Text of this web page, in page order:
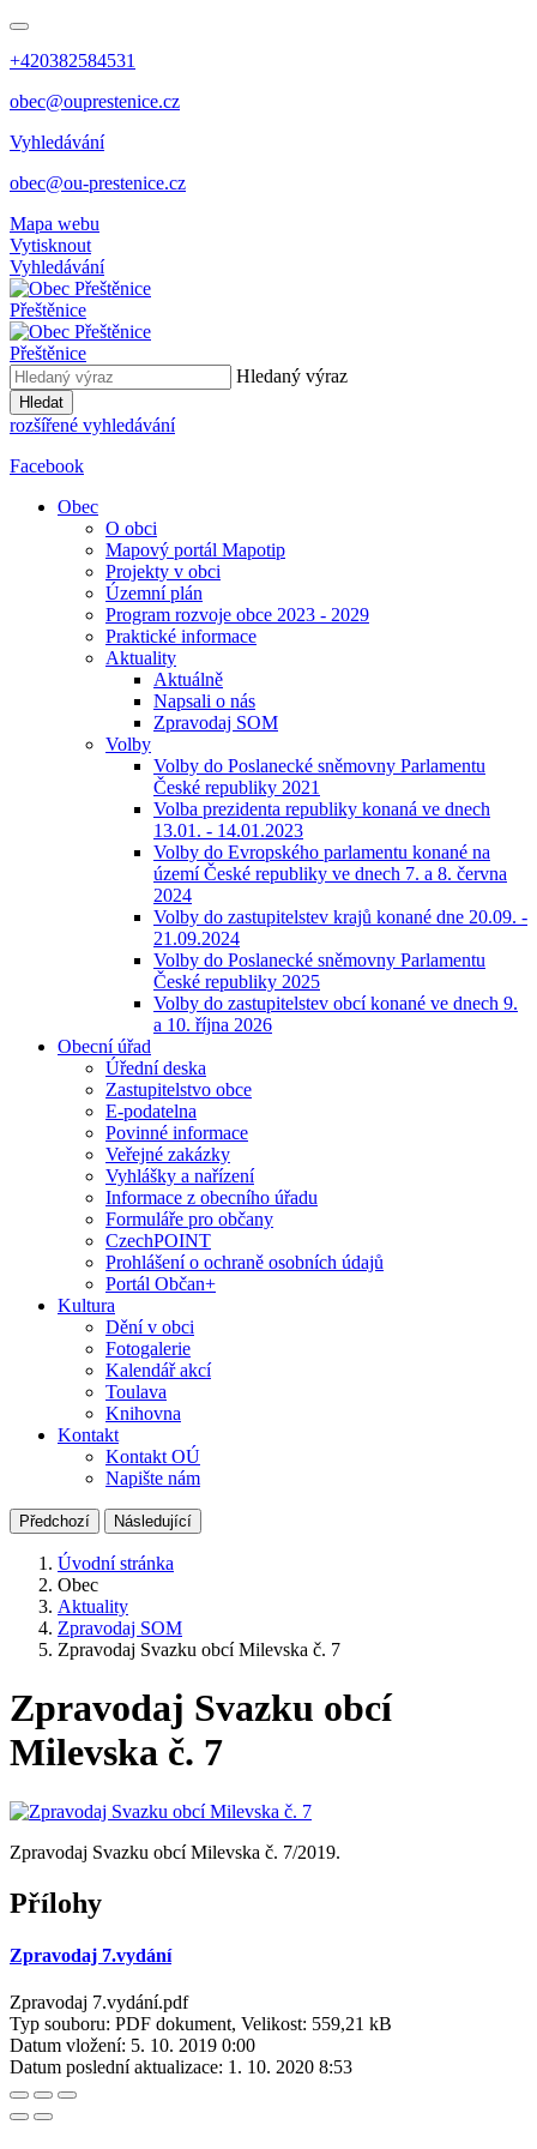
+420382584531
obec@ouprestenice.cz
Vyhledávání
obec@ou-prestenice.cz
Mapa webu
Vytisknout
Vyhledávání
Přeštěnice
Přeštěnice
Hledaný výraz
Hledat
rozšířené vyhledávání
Facebook
Obec
O obci
Mapový portál Mapotip
Projekty v obci
Územní plán
Program rozvoje obce 2023 - 2029
Praktické informace
Aktuality
Aktuálně
Napsali o nás
Zpravodaj SOM
Volby
Volby do Poslanecké sněmovny Parlamentu
České republiky 2021
Volba prezidenta republiky konaná ve dnech
13.01. - 14.01.2023
Volby do Evropského parlamentu konané na
území České republiky ve dnech 7. a 8. června
2024
Volby do zastupitelstev krajů konané dne 20.09. -
21.09.2024
Volby do Poslanecké sněmovny Parlamentu
České republiky 2025
Volby do zastupitelstev obcí konané ve dnech 9.
a 10. října 2026
Obecní úřad
Úřední deska
Zastupitelstvo obce
E-podatelna
Povinné informace
Veřejné zakázky
Vyhlášky a nařízení
Informace z obecního úřadu
Formuláře pro občany
CzechPOINT
Prohlášení o ochraně osobních údajů
Portál Občan+
Kultura
Dění v obci
Fotogalerie
Kalendář akcí
Toulava
Knihovna
Kontakt
Kontakt OÚ
Napište nám
Předchozí Následující
Úvodní stránka
Obec
Aktuality
Zpravodaj SOM
Zpravodaj Svazku obcí Milevska č. 7
Zpravodaj Svazku obcí
Milevska č. 7
Zpravodaj Svazku obcí Milevska č. 7/2019.
Přílohy
Zpravodaj 7.vydání
Zpravodaj 7.vydání.pdf
Typ souboru: PDF dokument, Velikost: 559,21 kB
Datum vložení: 5. 10. 2019 0:00
Datum poslední aktualizace: 1. 10. 2020 8:53